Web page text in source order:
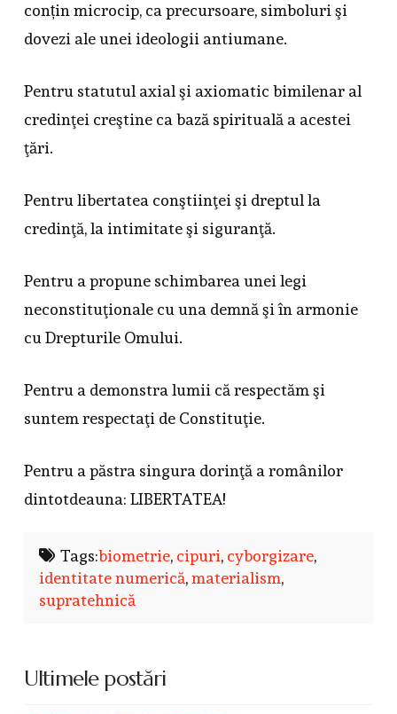
conțin microcip, ca precursoare, simboluri şi
dovezi ale unei ideologii antiumane.
Pentru statutul axial şi axiomatic bimilenar al
credinţei creştine ca bază spirituală a acestei
ţări.
Pentru libertatea conştiinţei şi dreptul la
credinţă, la intimitate şi siguranţă.
Pentru a propune schimbarea unei legi
neconstituţionale cu una demnă şi în armonie
cu Drepturile Omului.
Pentru a demonstra lumii că respectăm şi
suntem respectaţi de Constituţie.
Pentru a păstra singura dorinţă a românilor
dintotdeauna: LIBERTATEA!
Tags:biometrie, cipuri, cyborgizare,
identitate numerică,materialism,
supratehnică
Ultimele postări